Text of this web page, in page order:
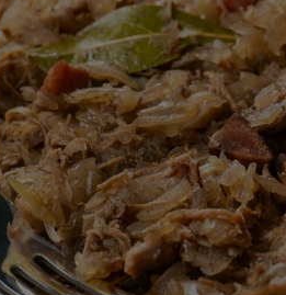
badnie odbiorców i